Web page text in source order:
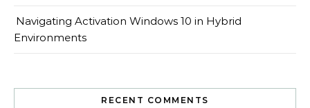
Navigating Activation Windows 10 in Hybrid
Environments
RECENT COMMENTS